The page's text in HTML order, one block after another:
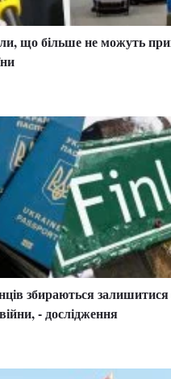
що більше не можуть
збираються
- дослідження